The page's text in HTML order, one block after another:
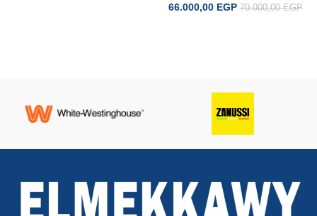
70.000,00EGP
66.000,00 EGP